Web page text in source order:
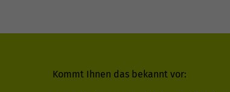
Kommt Ihnen das bekannt vor: